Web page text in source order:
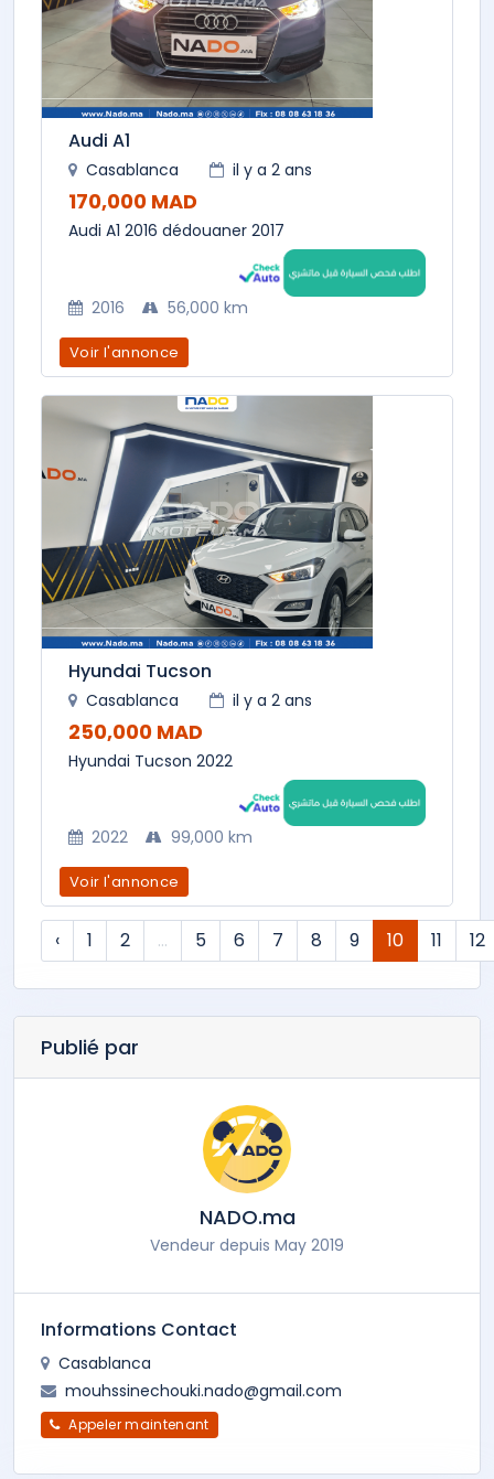
Audi A1
Casablanca il y a 2 ans
170,000 MAD
Audi A1 2016 dédouaner 2017
2016 56,000 km
Voir l'annonce
Hyundai Tucson
Casablanca il y a 2 ans
250,000 MAD
Hyundai Tucson 2022
2022 99,000 km
Voir l'annonce
‹ 1 2 ... 5 6 7 8 9 10 11 12
Publié par
NADO.ma
Vendeur depuis May 2019
Informations Contact
Casablanca
mouhssinechouki.nado@gmail.com
Appeler maintenant